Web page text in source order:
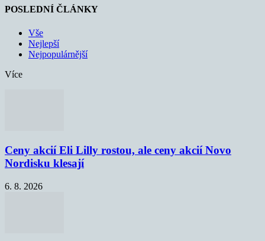
POSLEDNÍ ČLÁNKY
Vše
Nejlepší
Nejpopulárnější
Více
Ceny akcií Eli Lilly rostou, ale ceny akcií Novo
Nordisku klesají
6. 8. 2026